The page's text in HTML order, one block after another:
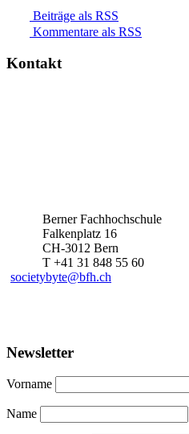
Beiträge als RSS
Kommentare als RSS
Kontakt
Berner Fachhochschule
Falkenplatz 16
CH-3012 Bern
T +41 31 848 55 60
societybyte@bfh.ch
Newsletter
Vorname
Name